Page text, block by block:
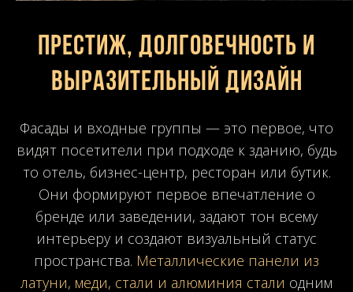
Престиж, долговечность и
выразительный дизайн
Фасады и входные группы — это первое, что
видят посетители при подходе к зданию, будь
то отель, бизнес-центр, ресторан или бутик.
Они формируют первое впечатление о
бренде или заведении, задают тон всему
интерьеру и создают визуальный статус
пространства. Металлические панели из
латуни, меди, стали и алюминия стали одним